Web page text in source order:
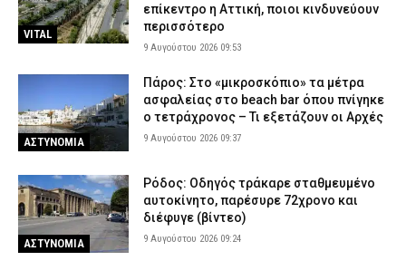
VITAL
επίκεντρο η Αττική, ποιοι κινδυνεύουν
περισσότερο
9 Αυγούστου 2026 09:53
ΑΣΤΥΝΟΜΙΑ
Πάρος: Στο «μικροσκόπιο» τα μέτρα
ασφαλείας στο beach bar όπου πνίγηκε
ο τετράχρονος – Τι εξετάζουν οι Αρχές
9 Αυγούστου 2026 09:37
ΑΣΤΥΝΟΜΙΑ
Ρόδος: Οδηγός τράκαρε σταθμευμένο
αυτοκίνητο, παρέσυρε 72χρονο και
διέφυγε (βίντεο)
9 Αυγούστου 2026 09:24